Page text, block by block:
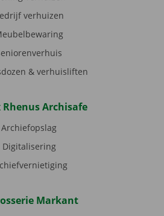
verhuizen
& verhuisliften
Rhenus Archisafe
Archiefopslag
Digitalisering
Markant